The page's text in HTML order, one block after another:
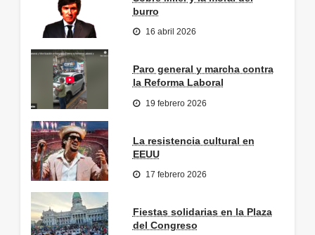
burro
16 abril 2026
Paro general y marcha contra
la Reforma Laboral
19 febrero 2026
La resistencia cultural en
EEUU
17 febrero 2026
Fiestas solidarias en la Plaza
del Congreso